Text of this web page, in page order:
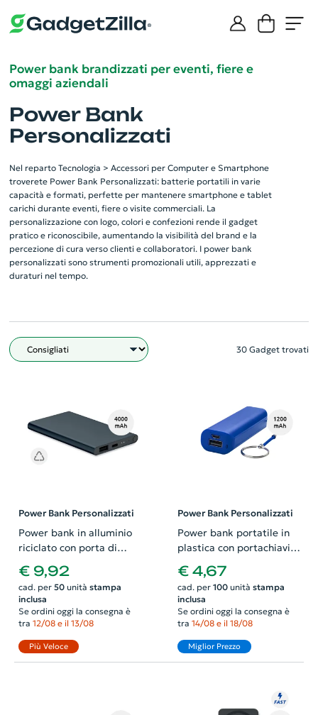
Power bank brandizzati per eventi, fiere e
omaggi aziendali
Power Bank
Personalizzati
Nel reparto Tecnologia > Accessori per Computer e Smartphone
troverete Power Bank Personalizzati: batterie portatili in varie
capacità e formati, perfette per mantenere smartphone e tablet
carichi durante eventi, fiere o visite commerciali. La
personalizzazione con logo, colori e confezioni rende il gadget
pratico e riconoscibile, aumentando la visibilità del brand e la
percezione di cura verso clienti e collaboratori. I power bank
personalizzati sono strumenti promozionali utili, apprezzati e
duraturi nel tempo.
Filtro 30 Gadget trovati
Power Bank Personalizzati
Power bank in alluminio
riciclato con porta di
tipo-C da 4000mAh
€ 9,92
cad. per 50unità stampa
inclusa
Se ordini oggi la consegna è
tra 12/08 e il 13/08
Più Veloce
Power Bank Personalizzati
Power bank portatile in
plastica con portachiavi
da 1200 mAh
€ 4,67
cad. per 100unità stampa
inclusa
Se ordini oggi la consegna è
tra 14/08 e il 18/08
Miglior Prezzo